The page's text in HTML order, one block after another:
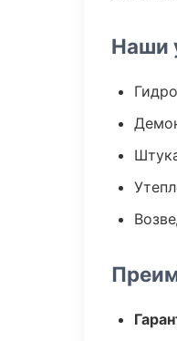
Наши